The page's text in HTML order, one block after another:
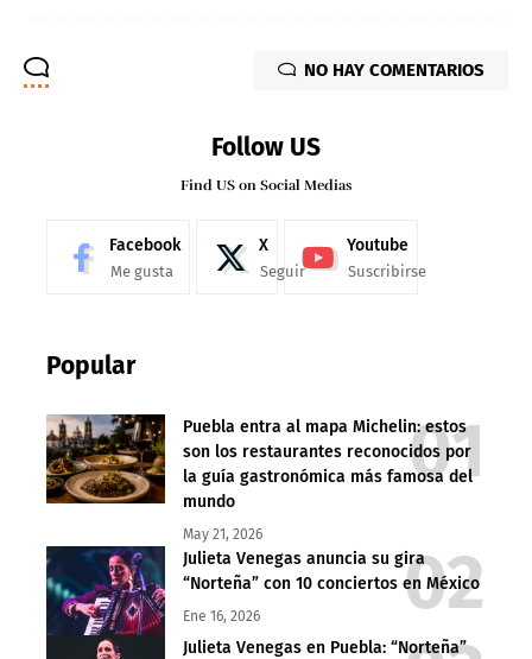
NO HAY COMENTARIOS
Follow US
Find US on Social Medias
Facebook
Me gusta
X
Seguir
Youtube
Suscribirse
Popular
Puebla entra al mapa Michelin: estos
son los restaurantes reconocidos por
la guía gastronómica más famosa del
mundo
May 21, 2026
Julieta Venegas anuncia su gira
“Norteña” con 10 conciertos en México
Ene 16, 2026
Julieta Venegas en Puebla: “Norteña”